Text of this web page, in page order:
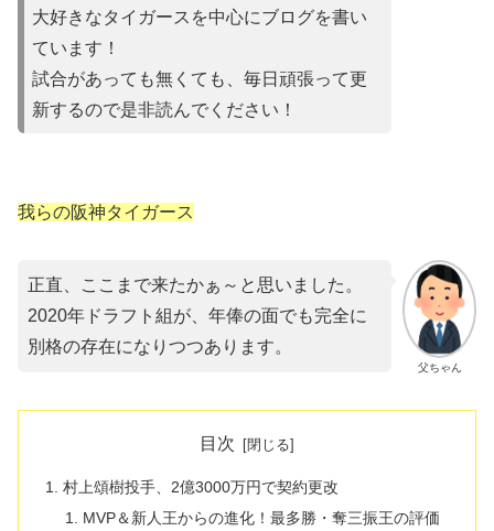
大好きなタイガースを中心にブログを書い
ています！
試合があって も無くても、毎日頑張って更
新するので是非読んでください！
我らの阪神タイガース
父ちゃん
正直、ここまで来たかぁ～と思いました。
2020年ドラフト組が、年俸の面でも完全に
別格の存在になりつつあります。
目次
村上頌樹投手、2億3000万円で契約更改
MVP＆新人王からの進化！最多勝・奪三振王の評価